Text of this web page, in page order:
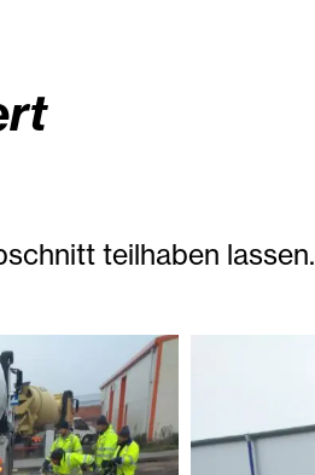
teilhaben lassen.